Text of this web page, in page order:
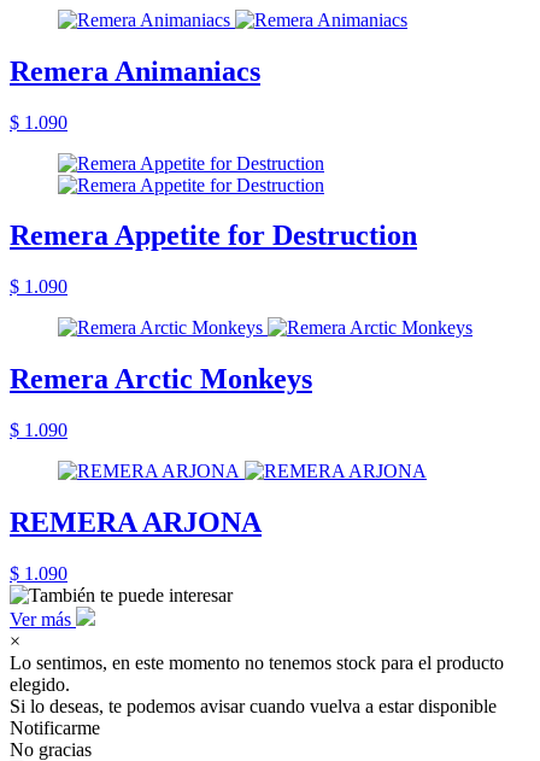
Remera Animaniacs
$ 1.090
Remera Appetite for Destruction
$ 1.090
Remera Arctic Monkeys
$ 1.090
REMERA ARJONA
$ 1.090
Ver más
×
Lo sentimos, en este momento no tenemos stock para el producto
elegido.
Si lo deseas, te podemos avisar cuando vuelva a estar disponible
Notificarme
No gracias